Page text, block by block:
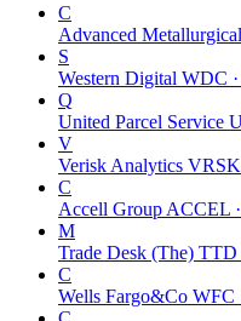
C
Advanced
S
Western Digital WDC
Q
United Parcel Service
V
Verisk Analytics
C
Accell Group ACCEL
M
Trade Desk (The) TTD
C
Wells Fargo&Co WFC